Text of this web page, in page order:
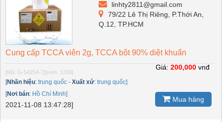
linhty2811@gmail.com
79/22 Lê Thị Riêng, P.Thới An,
Q.12, TP.HCM
Cung cấp TCCA viên 2g, TCCA bột 90% diệt khuẩn
[Mã: G-54254-7] [xem: 1209]
[Nhãn hiệu: trung quốc - Xuất xứ: trung quốc]
[Nơi bán: Hồ Chí Minh]
2021-11-08 13:47:28]
Giá: 200,000 vnđ
Mua hàng